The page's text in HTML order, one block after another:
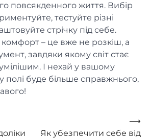
повсякденного життя. Вибір
тестуйте різні
стрічку під себе.
– це вже не розкіш, а
завдяки якому світ стає
І нехай у вашому
полі буде більше справжнього,
Як убезпечити себе від
⟶